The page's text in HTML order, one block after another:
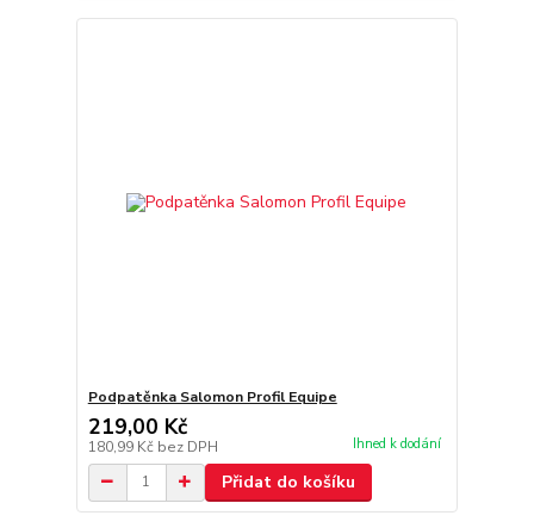
Podpatěnka Salomon Profil Equipe
219,00 Kč
180,99 Kč bez DPH Ihned k dodání
Přidat do košíku